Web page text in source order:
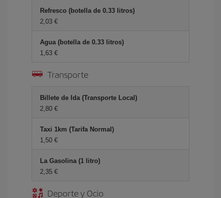
Refresco (botella de 0.33 litros)
2,03 €
Agua (botella de 0.33 litros)
1,63 €
Transporte
Billete de Ida (Transporte Local)
2,80 €
Taxi 1km (Tarifa Normal)
1,50 €
La Gasolina (1 litro)
2,35 €
Deporte y Ocio